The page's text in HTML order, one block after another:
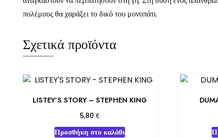
πολέμους θα χαράξει το δικό του μονοπάτι.
Σχετικά προϊόντα
LISTEY’S STORY – STEPHEN KING
5,80€
Προσθήκη στο καλάθι